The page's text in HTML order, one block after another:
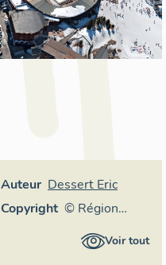
Auteur Dessert Eric
Copyright © Région
Rhône-Alpes,
Voir tout